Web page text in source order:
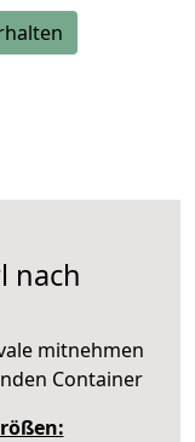
nach
mitnehmen
Container